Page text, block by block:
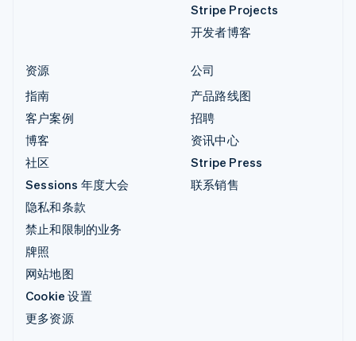
Stripe Projects
开发者博客
资源
指南
客户案例
博客
社区
Sessions 年度大会
隐私和条款
禁止和限制的业务
牌照
网站地图
Cookie 设置
更多资源
公司
产品路线图
招聘
资讯中心
Stripe Press
联系销售